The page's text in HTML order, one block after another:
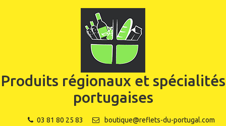
Produits régionaux et spécialités
portugaises
03 81 80 25 83 boutique@reflets-du-portugal.com